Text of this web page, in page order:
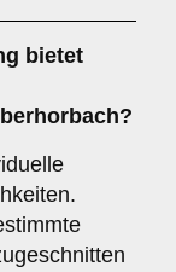
bietet